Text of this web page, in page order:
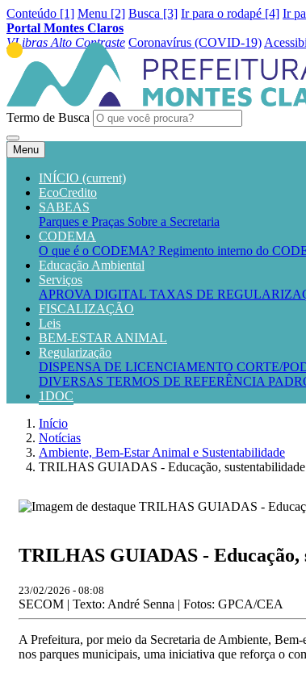
Conteúdo [1] Menu [2] Busca [3] Ir para o rodapé [4] Ir
Portal Montes Claros
VLibras Alto Contraste Coronavírus (COVID-19)
Termo de Busca
Menu
INÍCIO (current)
EcoCredito
SABEAS
Parques e Praças Sobre a Secretaria
CODEMA
O que é o CODEMA? Regimento interno do
Educação Ambiental
Serviços
APROVA DIGITAL TAXAS DE
FISCALIZAÇÃO
Leis
BEM-ESTAR ANIMAL
Regularização
DISPENSA DE LICENCIAMENTO CORTE/
DIVERSAS TERMOS DE REFERÊNCIA
1DOC
Início
Notícias
Ambiente, Bem-Estar Animal e Sustentabilidade
TRILHAS GUIADAS - Educação, sustentabilidade
TRILHAS GUIADAS - Educação,
23/02/2026 - 08:08
SECOM | Texto: André Senna | Fotos: GPCA/CEA
A Prefeitura, por meio da Secretaria de Ambiente,
nos parques municipais, uma iniciativa que reforça o